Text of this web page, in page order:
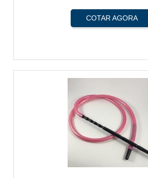
COTAR AGORA